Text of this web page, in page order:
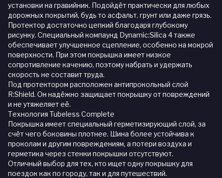
установки на гравийник. Подойдёт практически для любых
дорожных покрытий, будь то асфальт, грунт или даже грязь.
Протектор достаточно цепкий благодаря глубокому
рисунку. Специальный компаунд Dynamic:Silica 4 также
обеспечивает улучшенное сцепление, особенно на мокрой
поверхности. При этом покрышка имеет низкое
сопротивление качению, поэтому набрать и удержать
скорость не составит труда.
Под протектором расположен антипрокольный слой
R:Shield. Он надёжно защищает покрышку от повреждений
и не утяжеляет её.
Технология Tubeless Complete
Покрышка имеет специальный герметизирующий слой, за
счёт чего боковины плотнее. Шина более устойчива к
проколам и другим повреждениям, а потери воздуха и
герметика через стенки покрышки отсутствуют.
Отличный выбор для тех, кто ищет одну покрышку для
поездок как по городу, так и для путешествий.